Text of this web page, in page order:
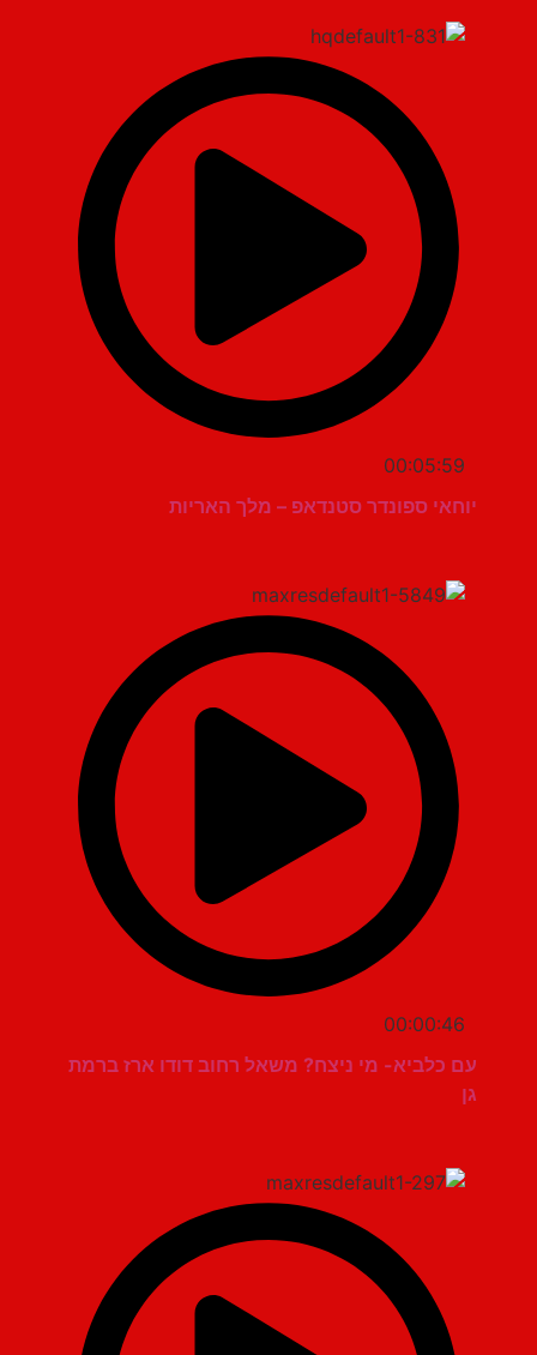
00:05:59
יוחאי ספונדר סטנדאפ – מלך האריות
00:00:46
עם כלביא- מי ניצח? משאל רחוב דודו ארז ברמת